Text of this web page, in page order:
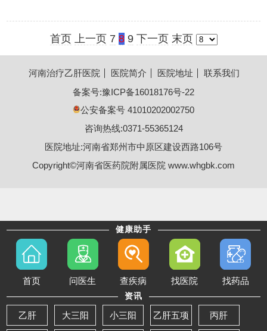
首页 上一页 7 8 9 下一页 末页
河南治疗乙肝医院 医院简介 医院地址
联系我们
备案号:豫ICP备16018176号-22
公安备案号 41010202002750
咨询热线:0371-55365124
医院地址:河南省郑州市中原区建设西路106号
Copyright©河南省医药院附属医院 www.whgbk.com
健康助手
首页 问医生 查疾病 找医院 找药品
资讯
乙肝 大三阳 小三阳 乙肝五项 丙肝